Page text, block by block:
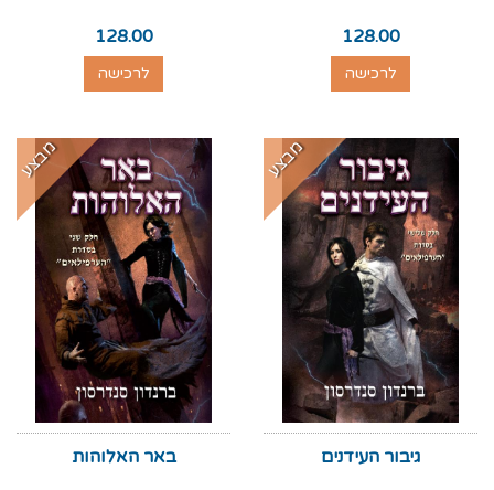
128.00
לרכישה
128.00
לרכישה
מבצע
גיבור העידנים
מבצע
באר האלוהות